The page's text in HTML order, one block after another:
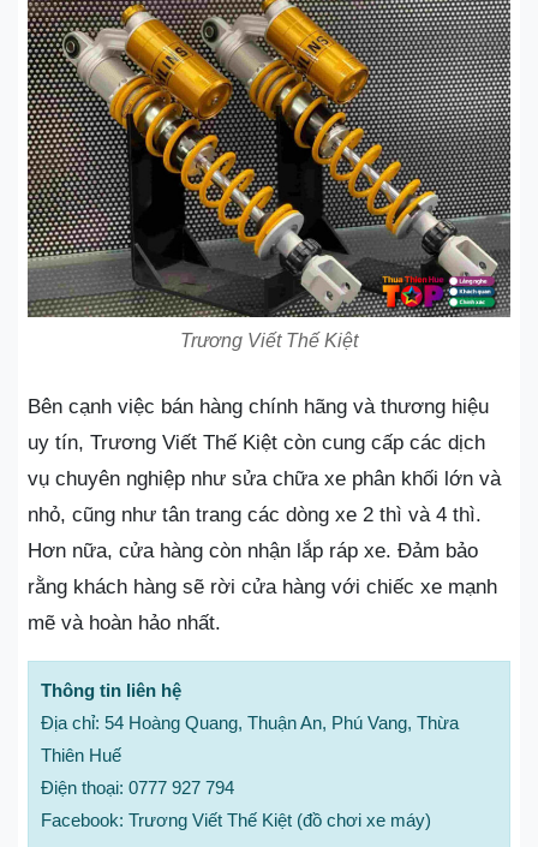
Trương Viết Thế Kiệt
Bên cạnh việc bán hàng chính hãng và thương hiệu
uy tín, Trương Viết Thế Kiệt còn cung cấp các dịch
vụ chuyên nghiệp như sửa chữa xe phân khối lớn và
nhỏ, cũng như tân trang các dòng xe 2 thì và 4 thì.
Hơn nữa, cửa hàng còn nhận lắp ráp xe. Đảm bảo
rằng khách hàng sẽ rời cửa hàng với chiếc xe mạnh
mẽ và hoàn hảo nhất.
Thông tin liên hệ
Địa chỉ: 54 Hoàng Quang, Thuận An, Phú Vang, Thừa
Thiên Huế
Điện thoại: 0777 927 794
Facebook: Trương Viết Thế Kiệt (đồ chơi xe máy)